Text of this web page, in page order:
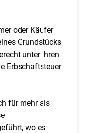
oder Käufer
Grundstücks
unter ihren
Erbschaftsteuer
für mehr als
wo es